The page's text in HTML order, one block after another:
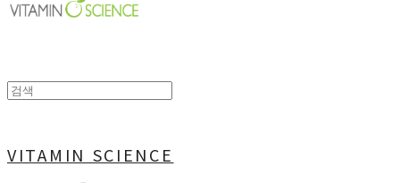
VITAMIN SCIENCE